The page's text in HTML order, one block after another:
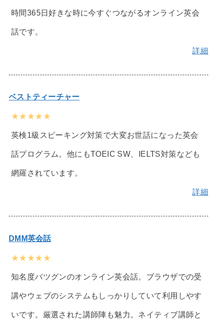
時間365日好きな時に今すぐつながるオンライン英会
話です。
詳細
ベストティーチャー
★★★★★
英検1級スピーキング対策で大変お世話になった英会
話プログラム。他にもTOEIC SW、IELTS対策なども
網羅されています。
詳細
DMM英会話
★★★★★
知名度バツグンのオンライン英会話。ブラウザでの受
講やウェブのシステムもしっかりしていて利用しやす
いです。厳選された講師陣も魅力。ネイティブ講師と